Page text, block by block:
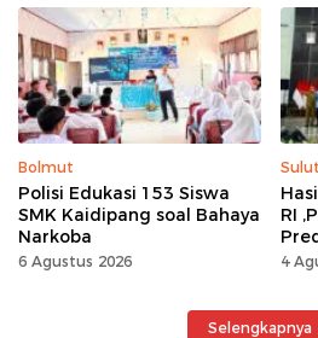
Kemerdekaan Momentum
Kerja Keras
Bolmut
Polisi Edukasi 153 Siswa
SMK Kaidipang soal Bahaya
Narkoba
6 Agustus 2026
Sulut
RI
4
Selengkapnya